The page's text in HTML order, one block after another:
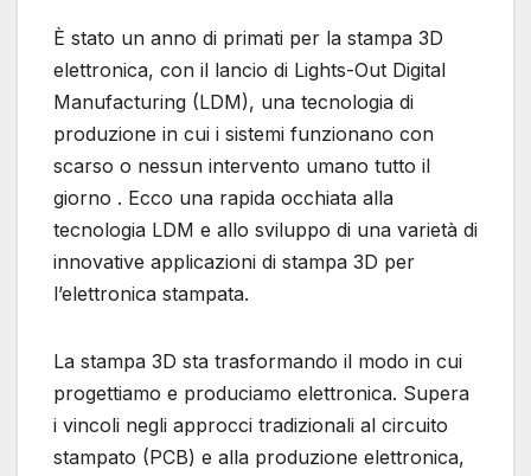
È stato un anno di primati per la stampa 3D
elettronica, con il lancio di Lights-Out Digital
Manufacturing (LDM), una tecnologia di
produzione in cui i sistemi funzionano con
scarso o nessun intervento umano tutto il
giorno . Ecco una rapida occhiata alla
tecnologia LDM e allo sviluppo di una varietà di
innovative applicazioni di stampa 3D per
l’elettronica stampata.
La stampa 3D sta trasformando il modo in cui
progettiamo e produciamo elettronica. Supera
i vincoli negli approcci tradizionali al circuito
stampato (PCB) e alla produzione elettronica,